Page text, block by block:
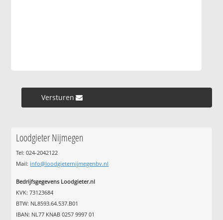
Versturen »
Loodgieter Nijmegen
Tel: 024-2042122
Mail: info@loodgieternijmegenbv.nl
Bedrijfsgegevens Loodgieter.nl
KVK: 73123684
BTW: NL8593.64.537.B01
IBAN: NL77 KNAB 0257 9997 01